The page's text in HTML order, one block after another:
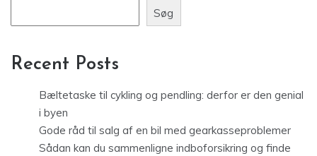
Søg
Recent Posts
Bæltetaske til cykling og pendling: derfor er den genial
i byen
Gode råd til salg af en bil med gearkasseproblemer
Sådan kan du sammenligne indboforsikring og finde